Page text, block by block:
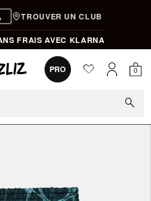
TROUVER UN CLUB
FRAIS AVEC KLARNA
PRO favorite0
0
search